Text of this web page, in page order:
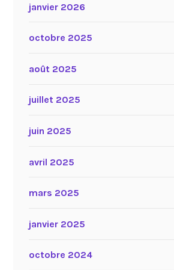
janvier 2026
octobre 2025
août 2025
juillet 2025
juin 2025
avril 2025
mars 2025
janvier 2025
octobre 2024